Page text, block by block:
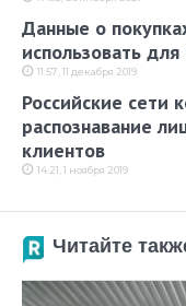
Данные о
использовать
11:57, 11 декабря 2019
Российские сети
распознавание
клиентов
14:21, 1 ноября 2019
Читайте